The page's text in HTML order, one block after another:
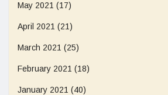
May 2021 (17)
April 2021 (21)
March 2021 (25)
February 2021 (18)
January 2021 (40)